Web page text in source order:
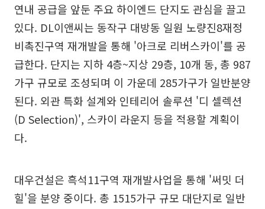
연내 공급을 앞둔 주요 하이엔드 단지도 관심을 끌고
있다. DL이앤씨는 동작구 대방동 일원 노량진8재정
비촉진구역 재개발을 통해 '아크로 리버스카이'를 공
급한다. 단지는 지하 4층~지상 29층, 10개 동, 총 987
가구 규모로 조성되며 이 가운데 285가구가 일반분양
된다. 외관 특화 설계와 인테리어 솔루션 '디 셀렉션
(D Selection)', 스카이 라운지 등을 적용할 계획이
다.
대우건설은 흑석11구역 재개발사업을 통해 '써밋 더
힐'을 분양 중이다. 총 1515가구 규모 대단지로 일반